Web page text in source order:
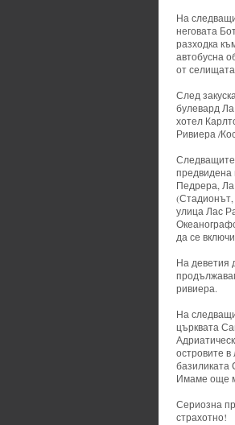
На
неговата
разходка
автобусна
от
След
булевард
хотел
Ривиера /
Следващите
предвидена
Педрера,
улица Лас
да се
На деветия
ривиера.
На
църквата
островите
базиликата
Имаме още
Сериозна
страхотно!